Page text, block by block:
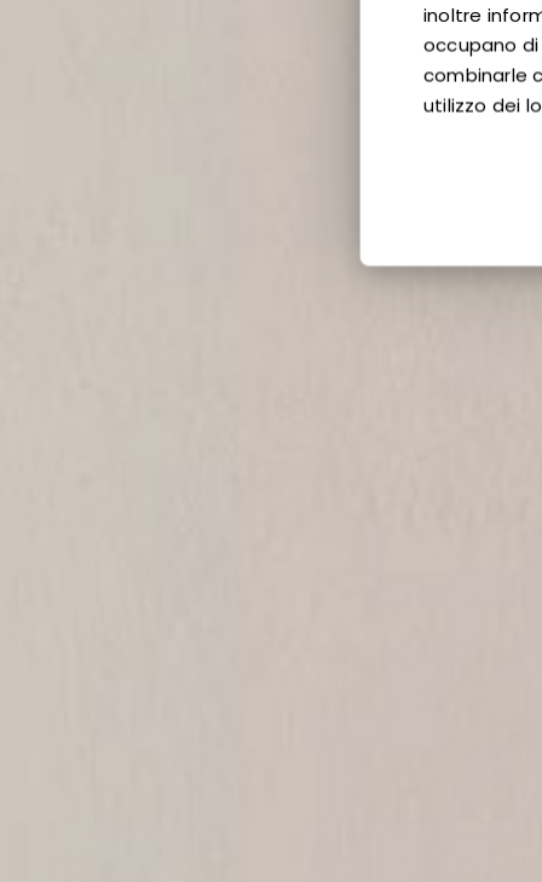
inoltre
occupano
combinarle
utilizzo dei